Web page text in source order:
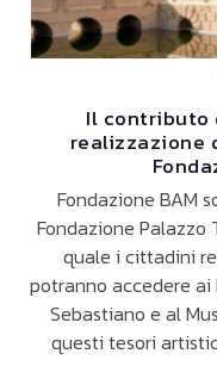
Il contributo
realizzazione
Fondazione BAM
Fondazione Palazzo
quale i cittadini
potranno accedere ai
Sebastiano e al
questi tesori